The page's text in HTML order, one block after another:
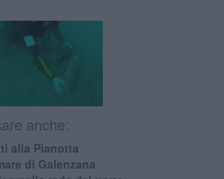
anche:
alla Pianotta
di Galenzana